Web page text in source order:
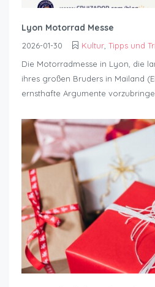
Lyon Motorrad Messe
2026-01-30 Kultur Tipps und
Die Motorradmesse in Lyon, die
ihres großen Bruders in Mailand
ernsthafte Argumente